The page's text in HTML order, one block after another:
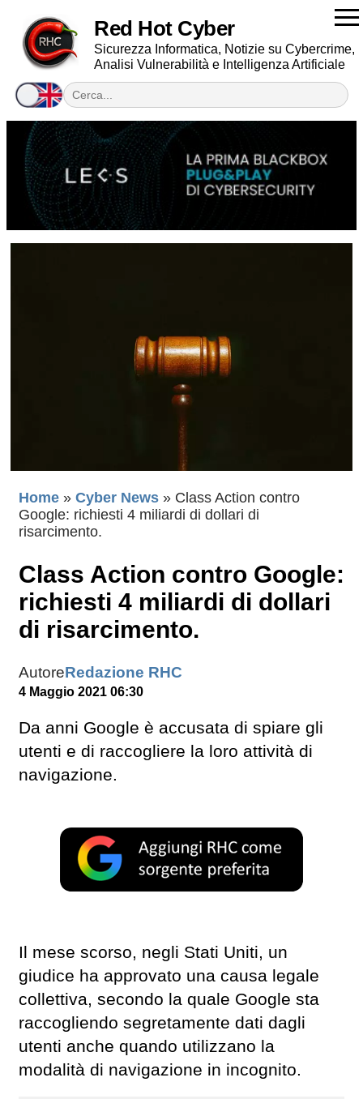
Red Hot Cyber
Sicurezza Informatica, Notizie su Cybercrime,
Analisi Vulnerabilità e Intelligenza Artificiale
Home » Cyber News » Class Action contro
Google: richiesti 4 miliardi di dollari di
risarcimento.
Class Action contro Google:
richiesti 4 miliardi di dollari
di risarcimento.
AutoreRedazione RHC
4 Maggio 2021 06:30
Da anni Google è accusata di spiare gli
utenti e di raccogliere la loro attività di
navigazione.
Il mese scorso, negli Stati Uniti, un
giudice ha approvato una causa legale
collettiva, secondo la quale Google sta
raccogliendo segretamente dati dagli
utenti anche quando utilizzano la
modalità di navigazione in incognito.